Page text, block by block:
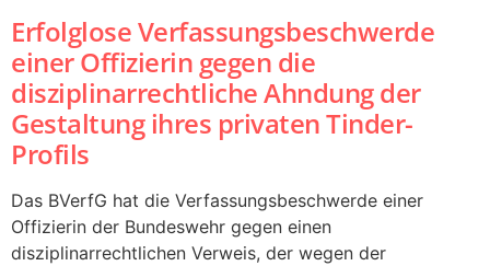
Erfolglose Verfassungsbeschwerde
einer Offizierin gegen die
disziplinarrechtliche Ahndung der
Gestaltung ihres privaten Tinder-
Profils
Das BVerfG hat die Verfassungsbeschwerde einer
Offizierin der Bundeswehr gegen einen
disziplinarrechtlichen Verweis, der wegen der